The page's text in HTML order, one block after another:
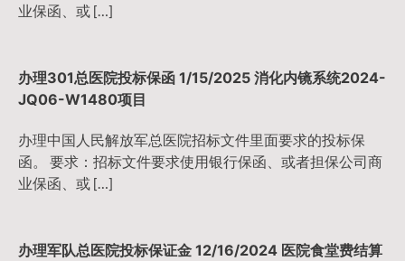
业保函、或 […]
办理301总医院投标保函 1/15/2025 消化内镜系统2024-
JQ06-W1480项目
办理中国人民解放军总医院招标文件里面要求的投标保
函。 要求：招标文件要求使用银行保函、或者担保公司商
业保函、或 […]
办理军队总医院投标保证金 12/16/2024 医院食堂费结算